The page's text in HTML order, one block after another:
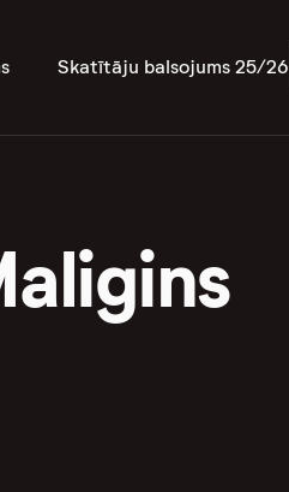
Skatītāju balsojums 25/26